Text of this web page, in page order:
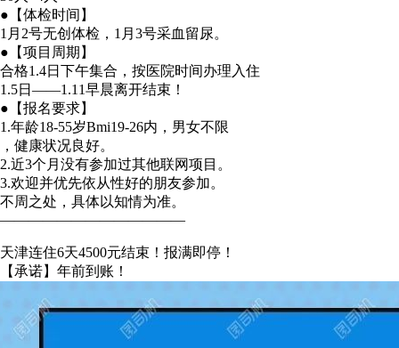
●【体检时间】
1月2号无创体检，1月3号采血留尿。
●【项目周期】
合格1.4日下午集合，按医院时间办理入住
1.5日——1.11早晨离开结束！
●【报名要求】
1.年龄18-55岁Bmi19-26内，男女不限
，健康状况良好。
2.近3个月没有参加过其他联网项目。
3.欢迎并优先依从性好的朋友参加。
不周之处，具体以知情为准。
—————————————
天津连住6天4500元结束！报满即停！
【承诺】年前到账！